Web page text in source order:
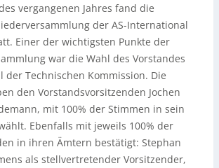
vergangenen Jahres fand die
der AS-International
Einer der wichtigsten Punkte der
war die Wahl des Vorstandes
der Technischen Kommission. Die
den Vorstandsvorsitzenden Jochen
mit 100% der Stimmen in sein
Ebenfalls mit jeweils 100% der
in ihren Ämtern bestätigt: Stephan
als stellvertretender Vorsitzender,